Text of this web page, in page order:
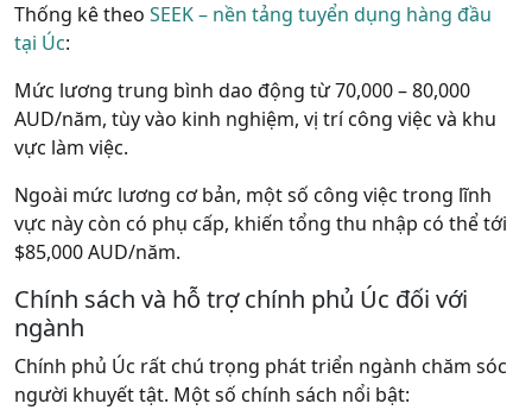
Thống kê theo SEEK – nền tảng tuyển dụng hàng đầu
tại Úc:
Mức lương trung bình dao động từ 70,000 – 80,000
AUD/năm, tùy vào kinh nghiệm, vị trí công việc và khu
vực làm việc.
Ngoài mức lương cơ bản, một số công việc trong lĩnh
vực này còn có phụ cấp, khiến tổng thu nhập có thể tới
$85,000 AUD/năm.
Chính sách và hỗ trợ chính phủ Úc đối với
ngành
Chính phủ Úc rất chú trọng phát triển ngành chăm sóc
người khuyết tật. Một số chính sách nổi bật: